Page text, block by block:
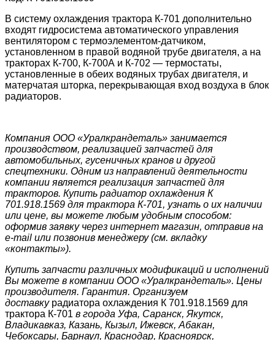
В систему охлаждения трактора К-701 дополнительно
входят гидросистема автоматического управления
вентилятором с термоэлементом-датчиком,
установленном в правой водяной трубе двигателя, а на
тракторах К-700, К-700А и К-702 — термостаты,
установленные в обеих водяных трубах двигателя, и
матерчатая шторка, перекрывающая вход воздуха в блок
радиаторов.
Компания ООО «Уралкрандеталь» занимается
производством, реализацией запчастей для
автомобильных, гусеничных кранов и другой
спецтехники. Одним из направлений деятельности
компании является реализация запчастей для
тракторов. Купить радиатор охлаждения К
701.918.1569 для трактора К-701, узнать о их наличии
или цене, вы можете любым удобным способом:
оформив заявку через интернет магазин, отправив на
e-mail или позвонив менеджеру (см. вкладку
«контакты»).
Купить запчасти различных модификаций и исполнений
Вы можете в компании ООО «Уралкрандеталь». Цены
производителя. Гарантия. Организуем
доставку радиатора охлаждения К 701.918.1569 для
трактора К-701 в города Уфа, Саранск, Якутск,
Владикавказ, Казань, Кызыл, Ижевск, Абакан,
Чебоксары, Барнаул, Краснодар, Красноярск,